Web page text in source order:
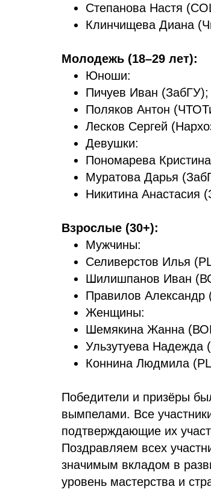
Степанова Настя
Клинчищева Диана
Молодежь (18–29 лет):
Юноши:
Пичуев Иван (ЗабГУ);
Поляков Антон
Лесков Сергей
Девушки:
Пономарева
Муратова Дарья
Никитина Анастасия
Взрослые (30+):
Мужчины:
Селиверстов Илья
Шилишпанов Иван
Правилов Александр
Женщины:
Шемякина Жанна
Ульзутуева Надежда
Коннина Людмила
Победители и призёры
вымпелами. Все
подтверждающие их
Поздравляем всех
значимым вкладом в
уровень мастерства и